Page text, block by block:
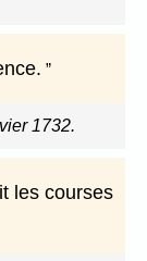
1732.
les courses